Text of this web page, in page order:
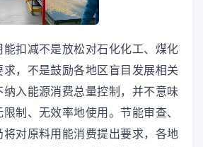
扣减不是放松对石化化工、煤化
，不是鼓励各地区盲目发展相关
入能源消费总量控制，并不意味
制、无效率地使用。节能审查、
对原料用能消费提出要求，各地